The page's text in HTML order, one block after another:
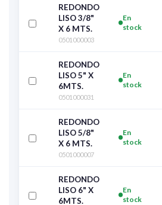
REDONDO
LISO 3/8"
X 6 MTS.
0501000003
En
stock
REDONDO
LISO 5" X
6MTS.
0501000031
En
stock
REDONDO
LISO 5/8"
X 6 MTS.
0501000007
En
stock
REDONDO
LISO 6" X
6MTS.
En
stock